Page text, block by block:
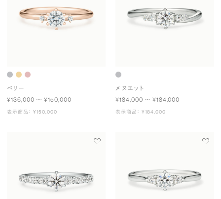
ベリー
¥136,000 〜 ¥150,000
表示商品： ¥150,000
メヌエット
¥184,000 〜 ¥184,000
表示商品： ¥184,000